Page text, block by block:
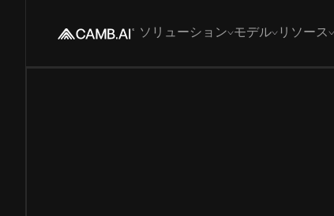
ソリューション モデル リソース